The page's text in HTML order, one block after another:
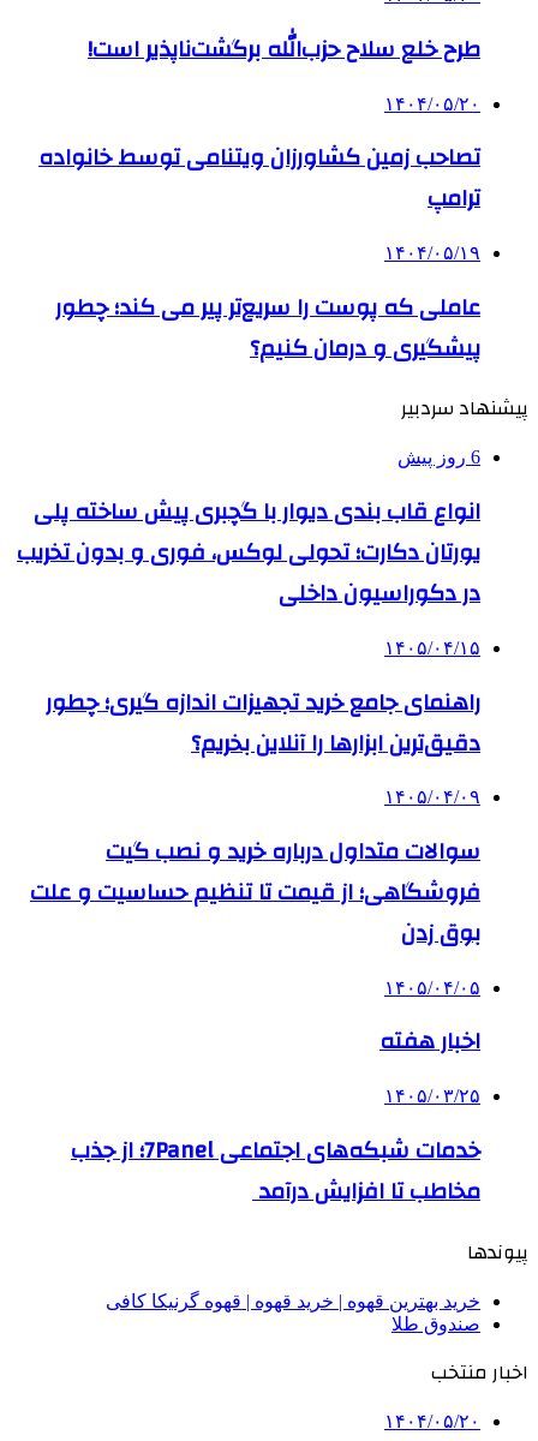
طرح خلع سلاح حزب‌الله برگشت‌ناپذیر است!
۱۴۰۴/۰۵/۲۰
تصاحب زمین کشاورزان ویتنامی توسط خانواده
ترامپ
۱۴۰۴/۰۵/۱۹
عاملی که پوست را سریع‌تر پیر می کند؛ چطور
پیشگیری و درمان کنیم؟
پیشنهاد سردبیر
6 روز پیش
انواع قاب بندی دیوار با گچبری پیش ساخته پلی
یورتان دکارت؛ تحولی لوکس، فوری و بدون تخریب
در دکوراسیون داخلی
۱۴۰۵/۰۴/۱۵
راهنمای جامع خرید تجهیزات اندازه گیری؛ چطور
دقیق‌ترین ابزارها را آنلاین بخریم؟
۱۴۰۵/۰۴/۰۹
سوالات متداول درباره خرید و نصب گیت
فروشگاهی؛ از قیمت تا تنظیم حساسیت و علت
بوق زدن
۱۴۰۵/۰۴/۰۵
اخبار هفته
۱۴۰۵/۰۳/۲۵
خدمات شبکه‌های اجتماعی 7Panel؛ از جذب
مخاطب تا افزایش درآمد
پیوندها
خرید بهترین قهوه | خرید قهوه | قهوه گرنیکا کافی
صندوق طلا
اخبار منتخب
۱۴۰۴/۰۵/۲۰